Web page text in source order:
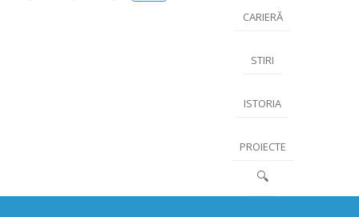
CARIERĂ
STIRI
ISTORIA
PROIECTE
🔍